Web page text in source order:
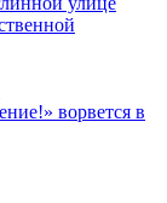
ворвется в